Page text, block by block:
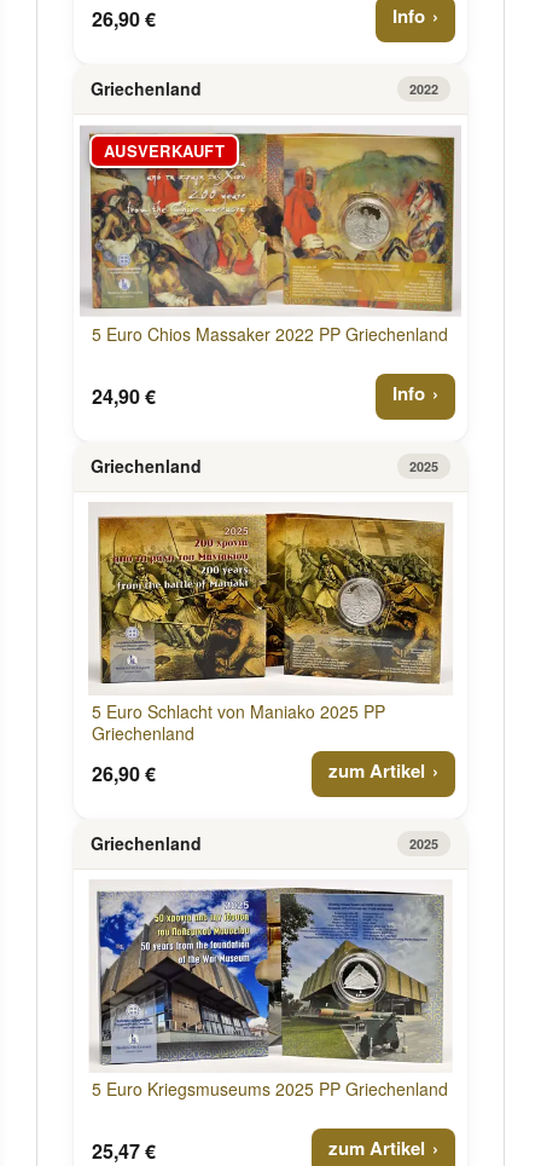
26,90 € Info
Griechenland 2022
AUSVERKAUFT
5 Euro Chios Massaker 2022 PP Griechenland
24,90 € Info
Griechenland 2025
5 Euro Schlacht von Maniako 2025 PP
Griechenland
26,90 € zum Artikel
Griechenland 2025
5 Euro Kriegsmuseums 2025 PP Griechenland
25,47 € zum Artikel